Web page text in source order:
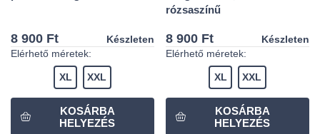
8 900 Ft
Készleten
Elérhető méretek:
XL XXL
rózsaszínű
8 900 Ft
Készleten
Elérhető méretek:
XL XXL